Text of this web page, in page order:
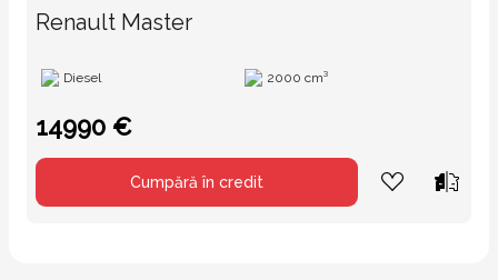
Renault Master
Diesel 2000 cm³
14990 €
Cumpără în credit